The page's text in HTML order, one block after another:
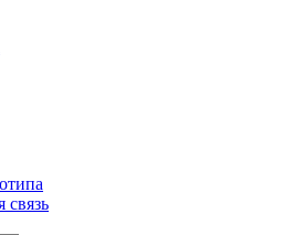
связь